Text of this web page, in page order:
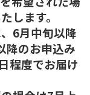
します。
6月中旬以降
降のお申込み
程度でお届け